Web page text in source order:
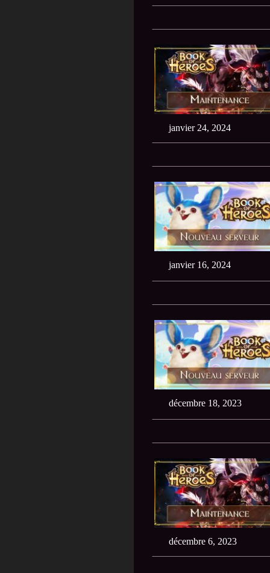
janvier 24, 2024
janvier 16, 2024
décembre 18, 2023
décembre 6, 2023